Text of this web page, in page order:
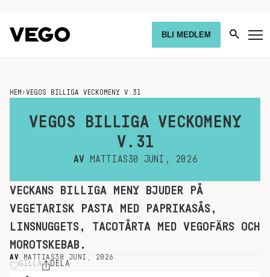
BLI MEDLEM
HEM ›VEGOS BILLIGA VECKOMENY V.31
VEGOS BILLIGA VECKOMENY
V.31
AV MATTIAS30 JUNI, 2026
VECKANS BILLIGA MENY BJUDER PÅ
VEGETARISK PASTA MED PAPRIKASÅS,
LINSNUGGETS, TACOTÅRTA MED VEGOFÄRS OCH
MOROTSKEBAB.
AV MATTIAS30 JUNI, 2026
GILLA DELA